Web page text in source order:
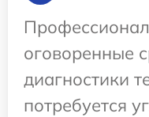
оговоренные
диагностики
потребуется